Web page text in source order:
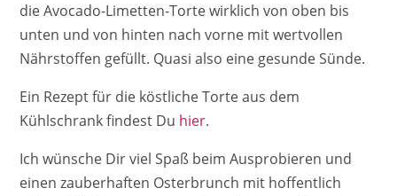
die Avocado-Limetten-Torte wirklich von oben bis
unten und von hinten nach vorne mit wertvollen
Nährstoffen gefüllt. Quasi also eine gesunde Sünde.
Ein Rezept für die köstliche Torte aus dem
Kühlschrank findest Du hier.
Ich wünsche Dir viel Spaß beim Ausprobieren und
einen zauberhaften Osterbrunch mit hoffentlich